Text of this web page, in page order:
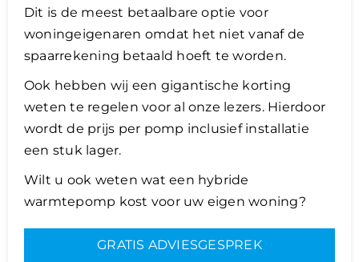
over advies nederland
Renovlies
Dit is de meest betaalbare optie voor
woningeigenaren omdat het niet vanaf de
spaarrekening betaald hoeft te worden.
Ook hebben wij een gigantische korting
weten te regelen voor al onze lezers. Hierdoor
wordt de prijs per pomp inclusief installatie
een stuk lager.
Wilt u ook weten wat een hybride
warmtepomp kost voor uw eigen woning?
GRATIS ADVIESGESPREK